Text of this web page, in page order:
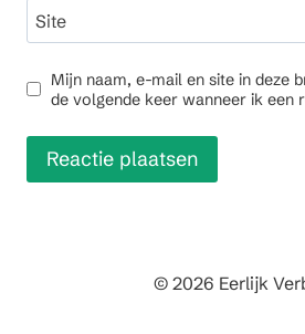
Site
Mijn naam, e-mail en site in deze
de volgende keer wanneer ik een
© 2026 Eerlijk